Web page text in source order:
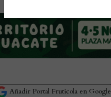
Añadir Portal Frutícola en Google